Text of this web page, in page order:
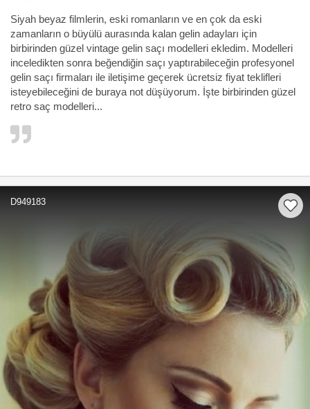
Siyah beyaz filmlerin, eski romanların ve en çok da eski
zamanların o büyülü aurasında kalan gelin adayları için
birbirinden güzel vintage gelin saçı modelleri ekledim. Modelleri
inceledikten sonra beğendiğin saçı yaptırabileceğin profesyonel
gelin saçı firmaları ile iletişime geçerek ücretsiz fiyat teklifleri
isteyebileceğini de buraya not düşüyorum. İşte birbirinden güzel
retro saç modelleri...
D949183